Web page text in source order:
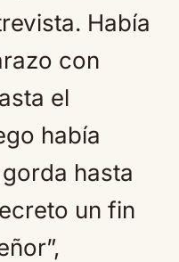
Había
con
el
había
hasta
un fin